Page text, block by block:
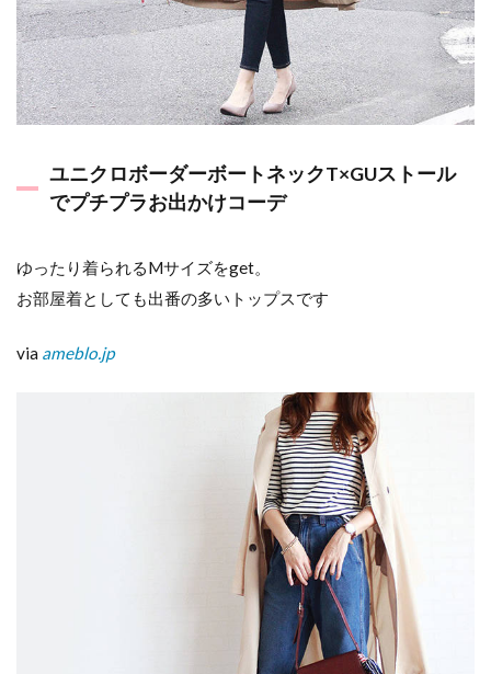
ユニクロボーダーボートネックT×GUストール
でプチプラお出かけコーデ
ゆったり着られるMサイズをget。
お部屋着としても出番の多いトップスです
via ameblo.jp